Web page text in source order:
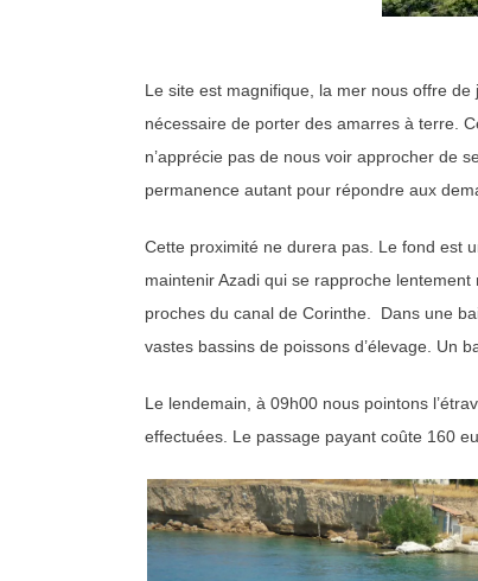
Le site est magnifique, la mer nous offre
nécessaire de porter des amarres à terre.
n’apprécie pas de nous voir approcher de
permanence autant pour répondre aux
Cette proximité ne durera pas. Le fond est
maintenir Azadi qui se rapproche
proches du canal de Corinthe. Dans une
vastes bassins de poissons d’élevage. Un
Le lendemain, à 09h00 nous pointons
effectuées. Le passage payant coûte 160